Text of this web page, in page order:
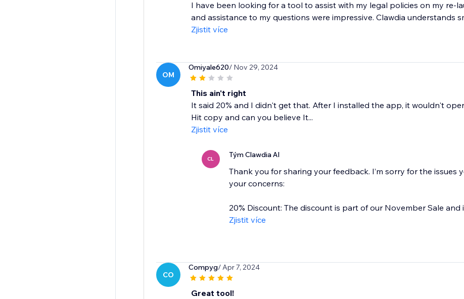
I have been looking for a tool to assist with my legal policies on my re-
and assistance to my questions were impressive. Clawdia understands
Zjistit více
OM
Omiyale620/ Nov 29, 2024
This ain't right
It said 20% and I didn't get that. After I installed the app, it wouldn't
Hit copy and can you believe It...
Zjistit více
CL Tým Clawdia AI
Thank you for sharing your feedback. I’m sorry for the issues
your concerns:
20% Discount: The discount is part of our November Sale and
Zjistit více
CO
Compyg/ Apr 7, 2024
Great tool!